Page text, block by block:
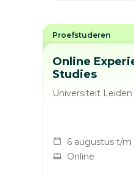
Online
Studies
Universiteit Leiden
6 augustus t/m
Online
Proefstuderen